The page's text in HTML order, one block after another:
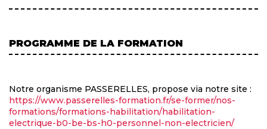
PROGRAMME DE LA FORMATION
Notre organisme PASSERELLES, propose via notre site :
https://www.passerelles-formation.fr/se-former/nos-
formations/formations-habilitation/habilitation-
electrique-b0-be-bs-h0-personnel-non-electricien/